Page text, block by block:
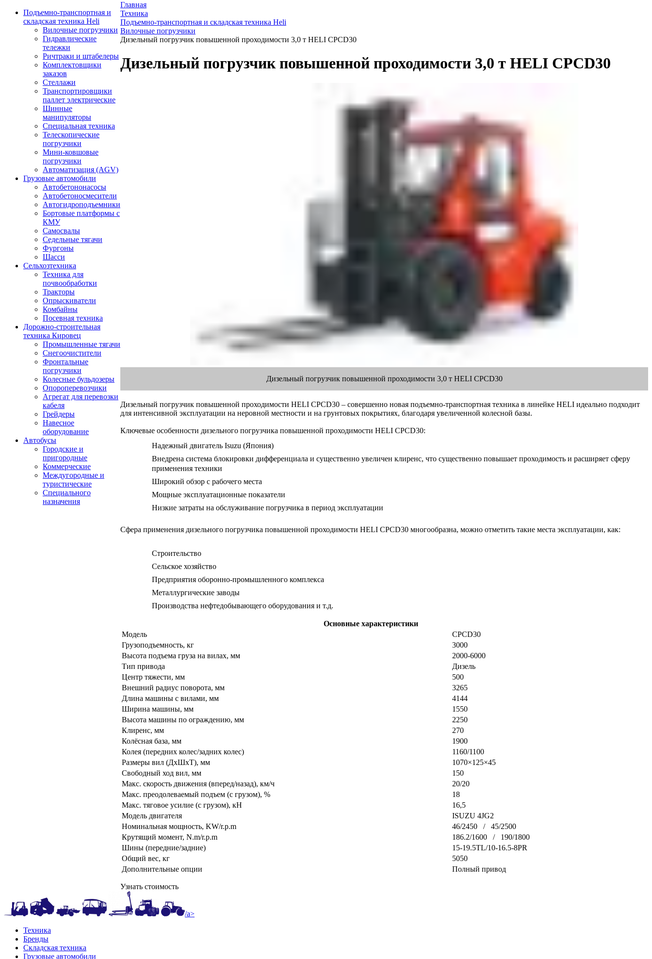
Подъемно-транспортная и
складская техника Heli
Вилочные погрузчики
Гидравлические
тележки
Ричтраки и штабелеры
Комплектовщики
заказов
Стеллажи
Транспортировщики
паллет электрические
Шинные
манипуляторы
Специальная техника
Телескопические
погрузчики
Мини-ковшовые
погрузчики
Автоматизация (AGV)
Грузовые автомобили
Автобетононасосы
Автобетоносмесители
Автогидроподъемники
Бортовые платформы с
КМУ
Самосвалы
Седельные тягачи
Фургоны
Шасси
Сельхозтехника
Техника для
почвообработки
Тракторы
Опрыскиватели
Комбайны
Посевная техника
Дорожно-строительная
техника Кировец
Промышленные тягачи
Снегоочистители
Фронтальные
погрузчики
Колесные бульдозеры
Опороперевозчики
Агрегат для перевозки
кабеля
Грейдеры
Навесное
оборудование
Автобусы
Городские и
пригородные
Коммерческие
Междугородные и
туристические
Специального
назначения
Главная
Техника
Подъемно-транспортная и складская техника Heli
Вилочные погрузчики
Дизельный погрузчик повышенной проходимости 3,0 т HELI CPСD30
Дизельный погрузчик повышенной проходимости 3,0 т HELI CPСD30
Дизельный погрузчик повышенной проходимости 3,0 т HELI CPСD30
Дизельный погрузчик повышенной проходимости HELI CPCD30 – совершенно новая подъемно-транспортная техника в линейке HELI идеально подходит
для интенсивной эксплуатации на неровной местности и на грунтовых покрытиях, благодаря увеличенной колесной базы.
Ключевые особенности дизельного погрузчика повышенной проходимости HELI CPCD30:
Надежный двигатель Isuzu (Япония)
Внедрена система блокировки дифференциала и существенно увеличен клиренс, что существенно повышает проходимость и расширяет сферу
применения техники
Широкий обзор с рабочего места
Мощные эксплуатационные показатели
Низкие затраты на обслуживание погрузчика в период эксплуатации
Сфера применения дизельного погрузчика повышенной проходимости HELI CPСD30 многообразна, можно отметить такие места эксплуатации, как:
Строительство
Сельское хозяйство
Предприятия оборонно-промышленного комплекса
Металлургические заводы
Производства нефтедобывающего оборудования и т.д.
Основные характеристики
Модель
CPCD30
Грузоподъемность, кг
3000
Высота подъема груза на вилах, мм
2000-6000
Тип привода
Дизель
Центр тяжести, мм
500
Внешний радиус поворота, мм
3265
Длина машины с вилами, мм
4144
Ширина машины, мм
1550
Высота машины по ограждению, мм
2250
Клиренс, мм
270
Колёсная база, мм
1900
Колея (передних колес/задних колес)
1160/1100
Размеры вил (ДхШхТ), мм
1070×125×45
Свободный ход вил, мм
150
Макс. скорость движения (вперед/назад), км/ч
20/20
Макс. преодолеваемый подъем (с грузом), %
18
Макс. тяговое усилие (с грузом), кН
16,5
Модель двигателя
ISUZU 4JG2
Номинальная мощность, KW/r.p.m
46/2450 / 45/2500
Крутящий момент, N.m/r.p.m
186.2/1600 / 190/1800
Шины (передние/задние)
15-19.5TL/10-16.5-8PR
Общий вес, кг
5050
Дополнительные опции
Полный привод
Узнать стоимость
/a>
Техника
Бренды
Складская техника
Грузовые автомобили